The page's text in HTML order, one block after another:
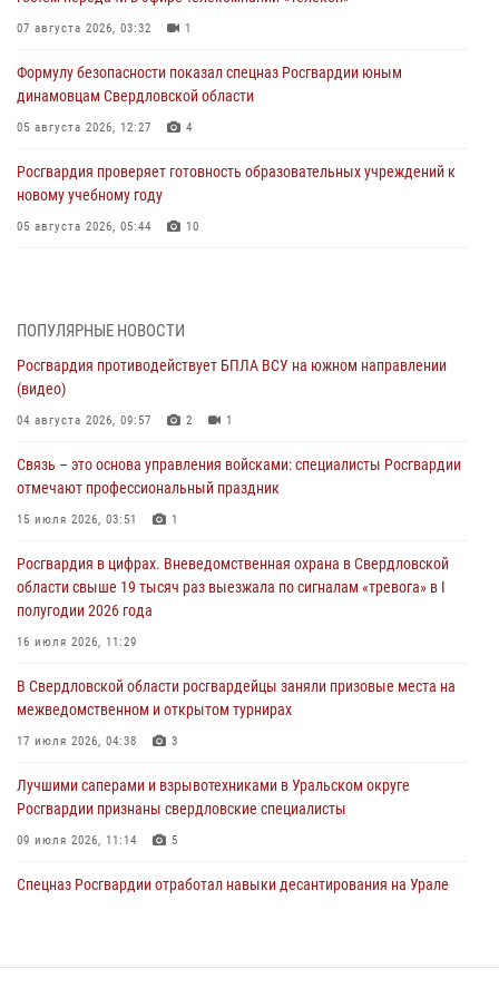
07 августа 2026, 03:32 1
Формулу безопасности показал спецназ Росгвардии юным
динамовцам Свердловской области
05 августа 2026, 12:27 4
Росгвардия проверяет готовность образовательных учреждений к
новому учебному году
05 августа 2026, 05:44 10
04 августа 2026, 09:57 2
Росгвардия приняла участие в обеспечении безопасности Дня
города в Екатеринбурге
03 августа 2026, 07:43 3
Росгвардия приняла участие в межведомственном
антитеррористическом учении в Свердловской области
31 июля 2026, 12:27 1
Росгвардия обеспечивает безопасность граждан на южном
направлении
31 июля 2026, 06:56
рассказал об итогах работы подразделения в эфире телекомпании
«Телекон»
30 июля 2026, 11:33 1
ПОПУЛЯРНЫЕ НОВОСТИ
Росгвардия противодействует БПЛА ВСУ на южном направлении
(видео)
04 августа 2026, 09:57 2 1
Связь – это основа управления войсками: специалисты Росгвардии
отмечают профессиональный праздник
15 июля 2026, 03:51 1
Росгвардия в цифрах. Вневедомственная охрана в Свердловской
области свыше 19 тысяч раз выезжала по сигналам «тревога» в I
полугодии 2026 года
16 июля 2026, 11:29
В Свердловской области росгвардейцы заняли призовые места на
межведомственном и открытом турнирах
17 июля 2026, 04:38 3
Лучшими саперами и взрывотехниками в Уральском округе
Росгвардии признаны свердловские специалисты
09 июля 2026, 11:14 5
Спецназ Росгвардии отработал навыки десантирования на Урале